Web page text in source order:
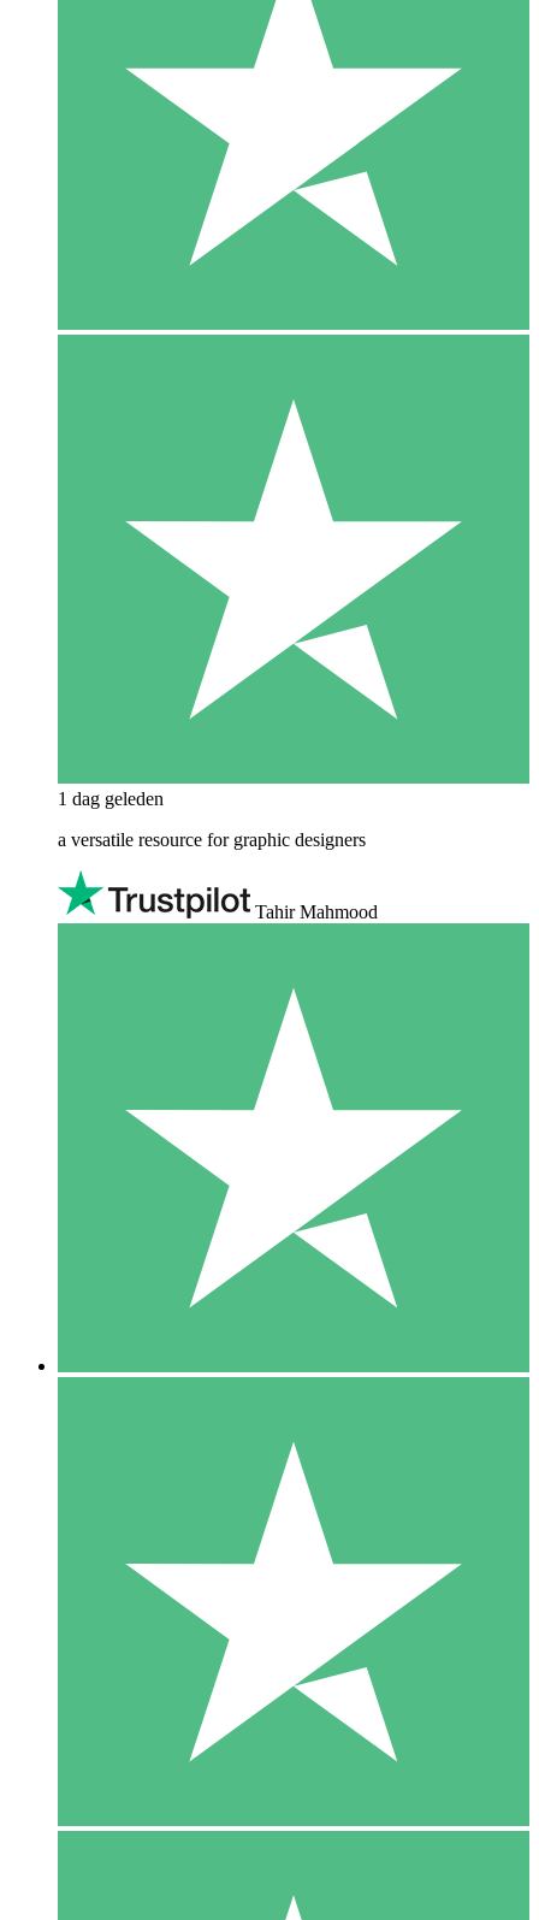
1 dag geleden
a versatile resource for graphic designers
Tahir Mahmood